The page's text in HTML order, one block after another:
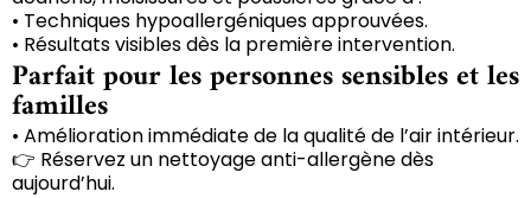
• Techniques hypoallergéniques approuvées.
• Résultats visibles dès la première intervention.
Parfait pour les personnes sensibles et les
familles
• Amélioration immédiate de la qualité de l’air intérieur.
👉 Réservez un nettoyage anti-allergène dès
aujourd’hui.